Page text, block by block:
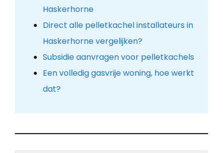
Haskerhorne
Direct alle pelletkachel installateurs in
Haskerhorne vergelijken?
Subsidie aanvragen voor pelletkachels
Een volledig gasvrije woning, hoe werkt
dat?